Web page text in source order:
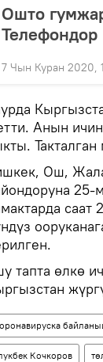
Ошто
Телефондор
7 Чын Куран 2020,
Анын
Ош,
25-
саат
тапта өлкө
Кочкоров